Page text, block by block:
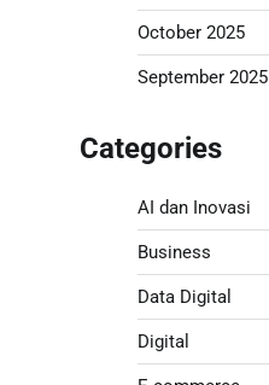
October 2025
September 2025
Categories
AI dan Inovasi
Business
Data Digital
Digital